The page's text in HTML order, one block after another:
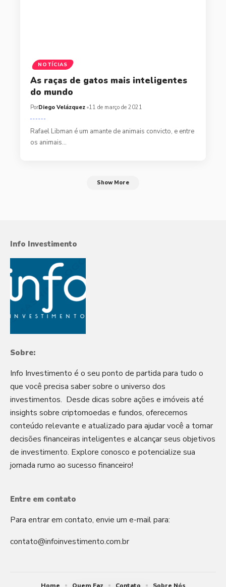
NOTÍCIAS
As raças de gatos mais inteligentes
do mundo
PorDiego Velázquez 11 de março de 2021
Rafael Libman é um amante de animais convicto, e entre
os animais…
Show More
Info Investimento
Sobre:
Info Investimento é o seu ponto de partida para tudo o
que você precisa saber sobre o universo dos
investimentos. Desde dicas sobre ações e imóveis até
insights sobre criptomoedas e fundos, oferecemos
conteúdo relevante e atualizado para ajudar você a tomar
decisões financeiras inteligentes e alcançar seus objetivos
de investimento. Explore conosco e potencialize sua
jornada rumo ao sucesso financeiro!
Entre em contato
Para entrar em contato, envie um e-mail para:
contato@infoinvestimento.com.br